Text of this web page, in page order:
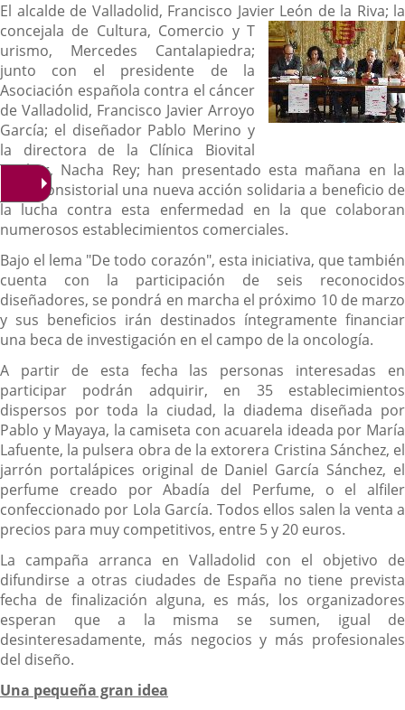
El alcalde de Valladolid, Francisco Javier León de la Riva; la
concejala de Cultura, Comercio y T
urismo, Mercedes Cantalapiedra;
junto con el presidente de la
Asociación española contra el cáncer
de Valladolid, Francisco Javier Arroyo
García; el diseñador Pablo Merino y
la directora de la Clínica Biovital
Rueber, Nacha Rey; han presentado esta mañana en la
Casa Consistorial una nueva acción solidaria a beneficio de
la lucha contra esta enfermedad en la que colaboran
numerosos establecimientos comerciales.
Bajo el lema "De todo corazón", esta iniciativa, que también
cuenta con la participación de seis reconocidos
diseñadores, se pondrá en marcha el próximo 10 de marzo
y sus beneficios irán destinados íntegramente financiar
una beca de investigación en el campo de la oncología.
A partir de esta fecha las personas interesadas en
participar podrán adquirir, en 35 establecimientos
dispersos por toda la ciudad, la diadema diseñada por
Pablo y Mayaya, la camiseta con acuarela ideada por María
Lafuente, la pulsera obra de la extorera Cristina Sánchez, el
jarrón portalápices original de Daniel García Sánchez, el
perfume creado por Abadía del Perfume, o el alfiler
confeccionado por Lola García. Todos ellos salen la venta a
precios para muy competitivos, entre 5 y 20 euros.
La campaña arranca en Valladolid con el objetivo de
difundirse a otras ciudades de España no tiene prevista
fecha de finalización alguna, es más, los organizadores
esperan que a la misma se sumen, igual de
desinteresadamente, más negocios y más profesionales
del diseño.
Una pequeña gran idea